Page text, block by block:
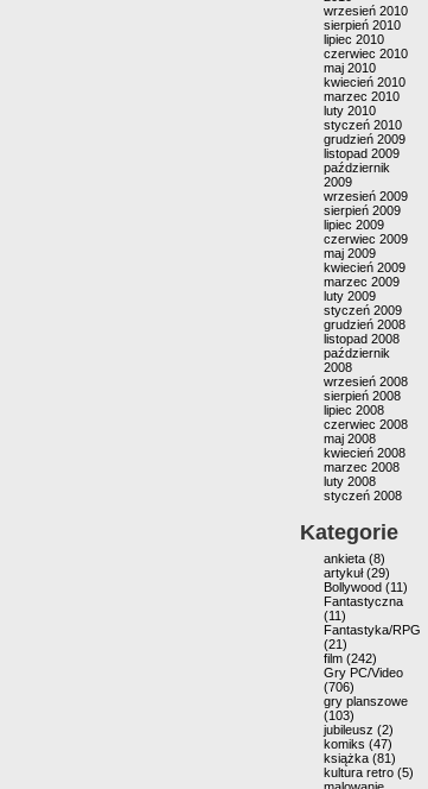
wrzesień 2010
sierpień 2010
lipiec 2010
czerwiec 2010
maj 2010
kwiecień 2010
marzec 2010
luty 2010
styczeń 2010
grudzień 2009
listopad 2009
październik
2009
wrzesień 2009
sierpień 2009
lipiec 2009
czerwiec 2009
maj 2009
kwiecień 2009
marzec 2009
luty 2009
styczeń 2009
grudzień 2008
listopad 2008
październik
2008
wrzesień 2008
sierpień 2008
lipiec 2008
czerwiec 2008
maj 2008
kwiecień 2008
marzec 2008
luty 2008
styczeń 2008
Kategorie
ankieta (8)
artykuł(29)
Bollywood (11)
Fantastyczna
(11)
Fantastyka/RPG
(21)
film (242)
Gry PC/Video
(706)
gry planszowe
(103)
jubileusz (2)
komiks (47)
książka (81)
kultura retro (5)